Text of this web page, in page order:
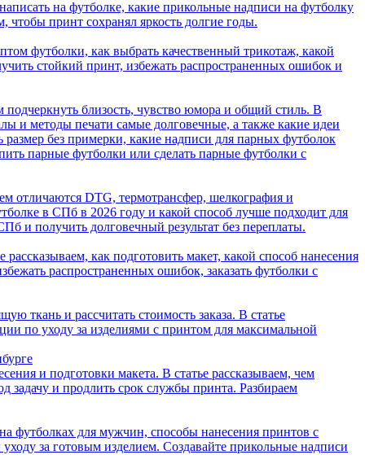
на футболке, какие прикольные надписи на футболку
чтобы принт сохранял яркость долгие годы.
футболки, как выбрать качественный трикотаж, какой
стойкий принт, избежать распространенных ошибок и
близость, чувство юмора и общий стиль. В
и методы печати самые долговечные, а также какие идеи
без примерки, какие надписи для парных футболок
парные футболки или сделать парные футболки с
отличаются DTG, термотрансфер, шелкография и
в СПб в 2026 году и какой способ лучше подходит для
и получить долговечный результат без переплаты.
как подготовить макет, какой способ нанесения
распространенных ошибок, заказать футболки с
ткань и рассчитать стоимость заказа. В статье
по уходу за изделиями с принтом для максимальной
и подготовки макета. В статье рассказываем, чем
задачу и продлить срок службы принта. Разбираем
футболках для мужчин, способы нанесения принтов с
за готовым изделием. Создавайте прикольные надписи